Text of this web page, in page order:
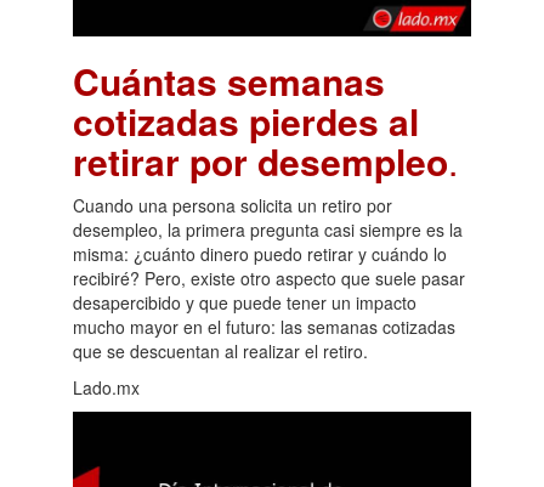
Cuántas semanas
cotizadas pierdes al
retirar por desempleo.
Cuando una persona solicita un retiro por
desempleo, la primera pregunta casi siempre es la
misma: ¿cuánto dinero puedo retirar y cuándo lo
recibiré? Pero, existe otro aspecto que suele pasar
desapercibido y que puede tener un impacto
mucho mayor en el futuro: las semanas cotizadas
que se descuentan al realizar el retiro.
Lado.mx